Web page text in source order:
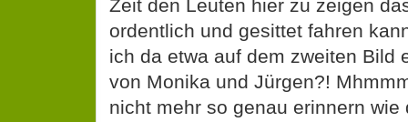
Zeit den Leuten hier zu zeigen
ordentlich und gesittet fahren
ich da etwa auf dem zweiten Bild
von Monika und Jürgen?!
nicht mehr so genau erinnern wie